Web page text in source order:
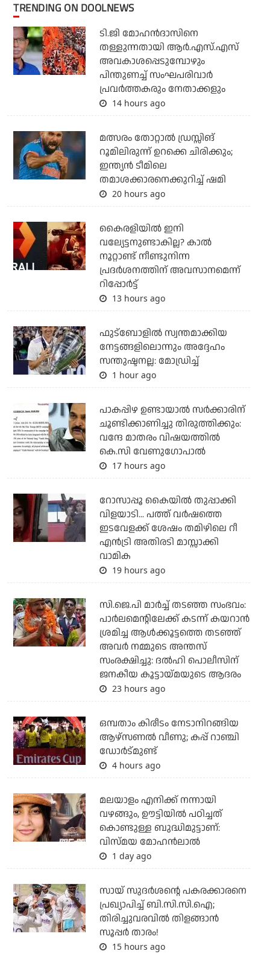
TRENDING ON DOOLNEWS
ടി.ജി മോഹന്‍ദാസിനെ
തള്ളുന്നതായി ആര്‍.എസ്.എസ്
അവകാശപ്പെടുമ്പോഴും
പിന്തുണച്ച് സംഘപരിവാര്‍
പ്രവര്‍ത്തകരും നേതാക്കളും
14 hours ago
മത്സരം തോറ്റാല്‍ ഡ്രസ്സിങ്
റൂമിലിരുന്ന് ഉറക്കെ ചിരിക്കും;
ഇന്ത്യന്‍ ടീമിലെ
തമാശക്കാരനെക്കുറിച്ച് ഷമി
20 hours ago
കൈരളിയില്‍ ഇനി
വല്യേട്ടനുണ്ടാകില്ല? കാല്‍
നൂറ്റാണ്ട് നീണ്ടുനിന്ന
പ്രദര്‍ശനത്തിന് അവസാനമെന്ന്
റിപ്പോര്‍ട്ട്
13 hours ago
ഫുട്ബോളില്‍ സ്വന്തമാക്കിയ
നേട്ടങ്ങളിലൊന്നും അദ്ദേഹം
സന്തുഷ്ടനല്ല: മോഡ്രിച്ച്
1 hour ago
പാകപ്പിഴ ഉണ്ടായാല്‍ സര്‍ക്കാരിന്
ചൂണ്ടിക്കാണിച്ചു തിരുത്തിക്കും:
വന്ദേ മാതരം വിഷയത്തില്‍
കെ.സി വേണുഗോപാല്‍
17 hours ago
റോസാപ്പൂ കൈയില്‍ തുപ്പാക്കി
വിളയാടി... പത്ത് വര്‍ഷത്തെ
ഇടവേളക്ക് ശേഷം തമിഴിലെ റീ
എന്‍ട്രി അതിരടി മാസ്സാക്കി
വാമിക
19 hours ago
സി.ജെ.പി മാര്‍ച്ച് തടഞ്ഞ സംഭവം:
പാര്‍ലമെന്റിലേക്ക് കടന്ന് കയറാന്‍
ശ്രമിച്ച ആള്‍ക്കൂട്ടത്തെ തടഞ്ഞ്
അവര്‍ നമ്മുടെ അന്തസ്
സംരക്ഷിച്ചു: ദല്‍ഹി പൊലീസിന്
ജനകീയ കൂട്ടായ്മയുടെ ആദരം
23 hours ago
ഒമ്പതാം കിരീടം നേടാനിറങ്ങിയ
ആഴ്സണല്‍ വീണു; കപ്പ് റാഞ്ചി
ഡോര്‍ട്മുണ്ട്
4 hours ago
മലയാളം എനിക്ക് നന്നായി
വഴങ്ങും, ഊട്ടിയില്‍ പഠിച്ചത്
കൊണ്ടുള്ള ബുദ്ധിമുട്ടാണ്:
വിസ്മയ മോഹന്‍ലാല്‍
1 day ago
സായ് സുദര്‍ശന്റെ പകരക്കാരനെ
പ്രഖ്യാപിച്ച് ബി.സി.സി.ഐ;
തിരിച്ചുവരവില്‍ തിളങ്ങാന്‍
സൂപ്പര്‍ താരം!
15 hours ago